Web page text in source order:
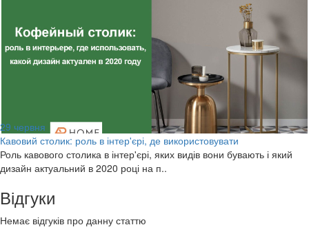
29 червня
Кавовий столик: роль в інтер'єрі, де використовувати
Роль кавового столика в інтер'єрі, яких видів вони бувають і який
дизайн актуальний в 2020 році на п..
Відгуки
Немає відгуків про данну статтю